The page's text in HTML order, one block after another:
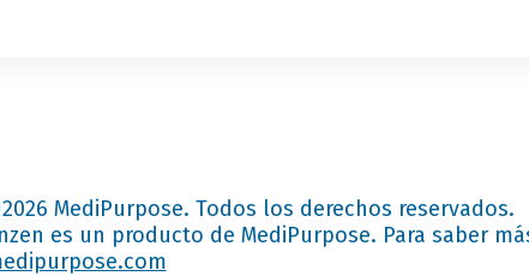
MediPurpose. Todos los derechos reservados.
es un producto de MediPurpose. Para saber